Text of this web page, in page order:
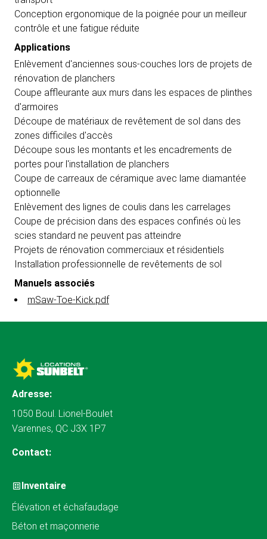
Conception ergonomique de la poignée pour un meilleur
contrôle et une fatigue réduite
Applications
Enlèvement d'anciennes sous-couches lors de projets de
rénovation de planchers
Coupe affleurante aux murs dans les espaces de plinthes
d'armoires
Découpe de matériaux de revêtement de sol dans des
zones difficiles d'accès
Découpe sous les montants et les encadrements de
portes pour l'installation de planchers
Coupe de carreaux de céramique avec lame diamantée
optionnelle
Enlèvement des lignes de coulis dans les carrelages
Coupe de précision dans des espaces confinés où les
scies standard ne peuvent pas atteindre
Projets de rénovation commerciaux et résidentiels
Installation professionnelle de revêtements de sol
Manuels associés
mSaw-Toe-Kick.pdf
Adresse:
1050 Boul. Lionel-Boulet
Varennes, QC J3X 1P7
Contact:
Inventaire
Élévation et échafaudage
Béton et maçonnerie